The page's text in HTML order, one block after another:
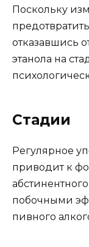
Поскольку
отказавшись
этанола на
Стадии
Регулярное
приводит к
побочными
пивного